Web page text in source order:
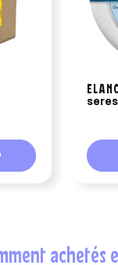
achetés